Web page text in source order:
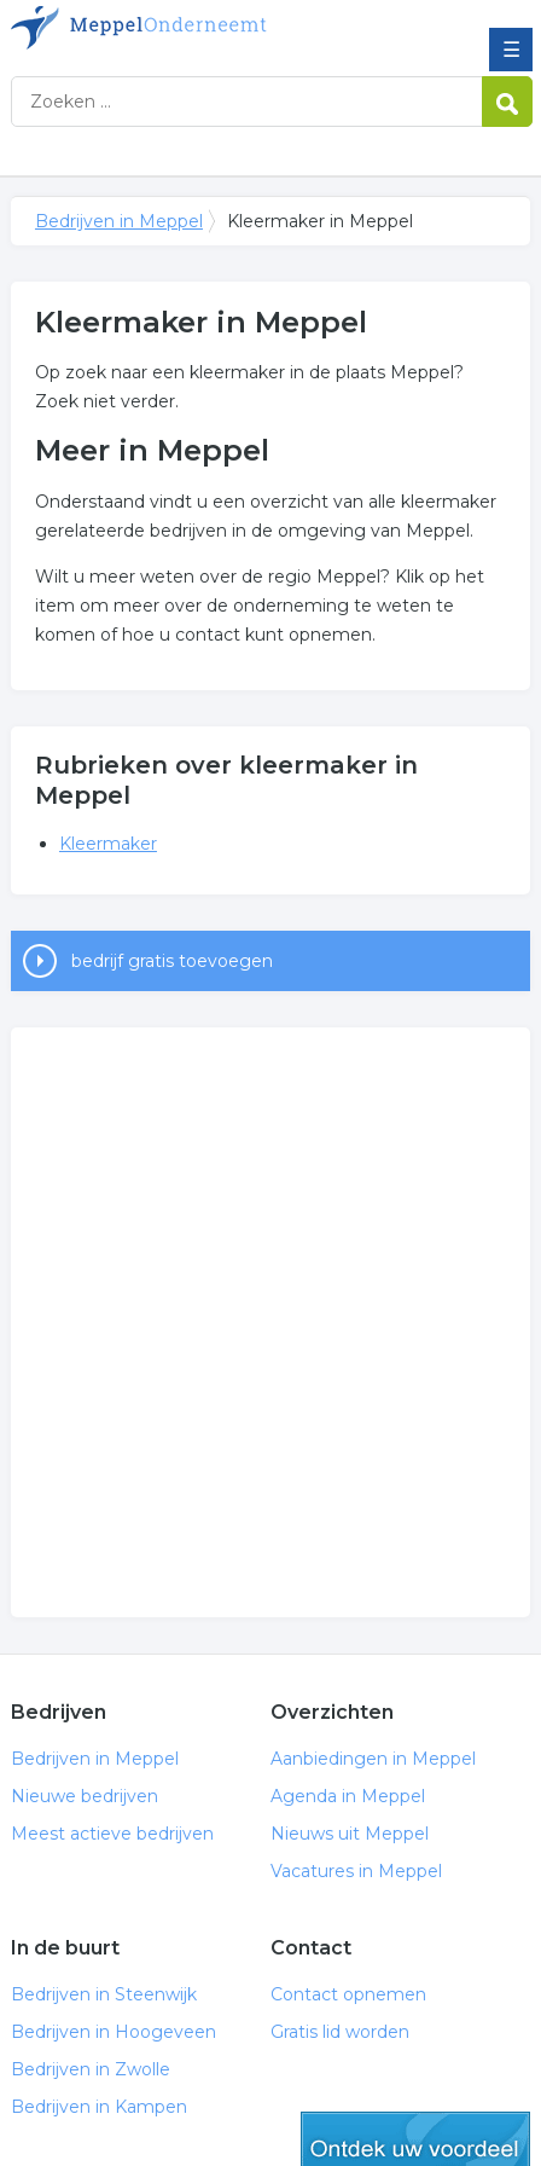
☰
Bedrijven in Meppel Kleermaker in Meppel
Kleermaker in Meppel
Op zoek naar een kleermaker in de plaats Meppel?
Zoek niet verder.
Meer in Meppel
Onderstaand vindt u een overzicht van alle kleermaker
gerelateerde bedrijven in de omgeving van Meppel.
Wilt u meer weten over de regio Meppel? Klik op het
item om meer over de onderneming te weten te
komen of hoe u contact kunt opnemen.
Rubrieken over kleermaker in
Meppel
Kleermaker
bedrijf gratis toevoegen
Bedrijven
Bedrijven in Meppel
Nieuwe bedrijven
Meest actieve bedrijven
Overzichten
Aanbiedingen in Meppel
Agenda in Meppel
Nieuws uit Meppel
Vacatures in Meppel
In de buurt
Bedrijven in Steenwijk
Bedrijven in Hoogeveen
Bedrijven in Zwolle
Bedrijven in Kampen
Contact
Contact opnemen
Gratis lid worden